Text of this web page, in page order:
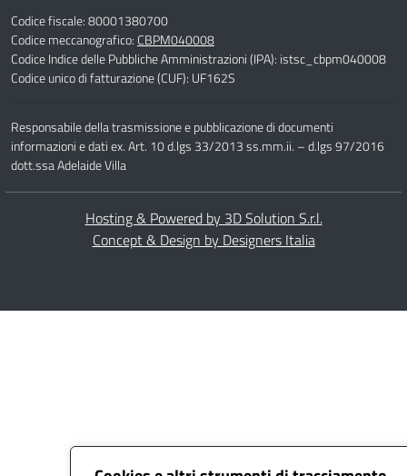
Codice fiscale: 80001380700
Codice meccanografico: CBPM040008
Codice Indice delle Pubbliche Amministrazioni (IPA): istsc_cbpm040008
Codice unico di fatturazione (CUF): UF162S
Responsabile della trasmissione e pubblicazione di documenti
informazioni e dati ex. Art. 10 d.lgs 33/2013 ss.mm.ii. – d.lgs 97/2016
dott.ssa Adelaide Villa
Hosting & Powered by 3D Solution S.r.l.
Concept & Design by Designers Italia